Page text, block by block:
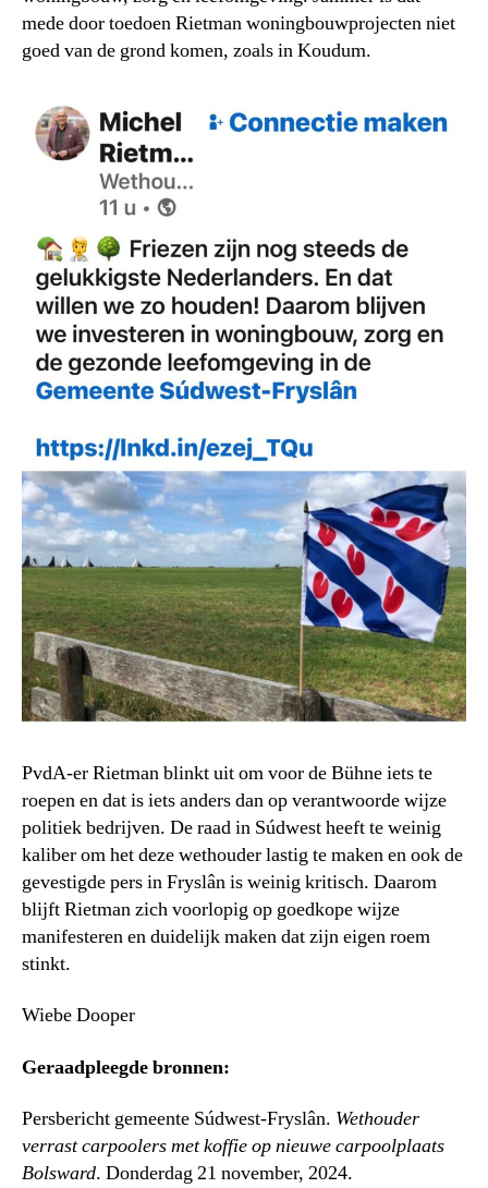
mede door toedoen Rietman woningbouwprojecten niet
goed van de grond komen, zoals in Koudum.
PvdA-er Rietman blinkt uit om voor de Bühne iets te
roepen en dat is iets anders dan op verantwoorde wijze
politiek bedrijven. De raad in Súdwest heeft te weinig
kaliber om het deze wethouder lastig te maken en ook de
gevestigde pers in Fryslân is weinig kritisch. Daarom
blijft Rietman zich voorlopig op goedkope wijze
manifesteren en duidelijk maken dat zijn eigen roem
stinkt.
Wiebe Dooper
Geraadpleegde bronnen:
Persbericht gemeente Súdwest-Fryslân. Wethouder
verrast carpoolers met koffie op nieuwe carpoolplaats
Bolsward. Donderdag 21 november, 2024.